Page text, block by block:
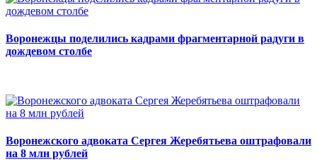
Воронежцы поделились кадрами фрагментарной радуги в
дождевом столбе
Воронежского адвоката Сергея Жеребятьева оштрафовали
на 8 млн рублей